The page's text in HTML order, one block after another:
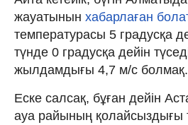
жауатынын хабарлаған
температурасы 5 градусқа
түнде 0 градусқа дейін
жылдамдығы 4,7 м/с болмақ.
Еске салсақ, бұған дейін
ауа райының қолайсыздығы